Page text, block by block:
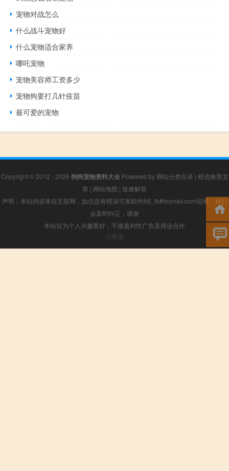
宠物对战怎么
什么战斗宠物好
什么宠物适合家养
哪吒宠物
宠物美容师工资多少
宠物狗要打几针疫苗
最可爱的宠物
Copyright © 2012 - 2026 狗狗宠物资料大全Powered by 网站分类目录 | 精选推荐文
章 | 网站地图 | 疑难解答
声明：本站内容来自互联网，如信息有错误可发邮件到f_fb#foxmail.com说明，我们
会及时纠正，谢谢
本站仅为个人兴趣爱好，不接盈利性广告及商业合作
小男孩